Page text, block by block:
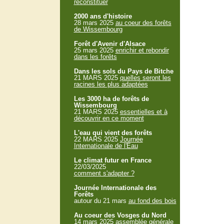
reconstituer
2000 ans d'histoire
28 mars 2025 au coeur des forêts
de Wissembourg
Forêt d'Avenir d'Alsace
25 mars 2025 enrichir et rebondir
dans les forêts
Dans les sols du Pays de Bitche
21 MARS 2025 quelles seront les
racines les plus adaptées
Les 3000 ha de forêts de
Wissembourg
21 MARS 2025 essentielles et à
découvrir en ce moment
L'eau qui vient des forêts
22 MARS 2025 Journée
Internationale de l'Eau
Le climat futur en France
22/03/2025
comment s'adapter ?
Journée Internationale des
Forêts
autour du 21 mars au fond des bois
Au coeur des Vosges du Nord
14 mars 2025 assemblée générale